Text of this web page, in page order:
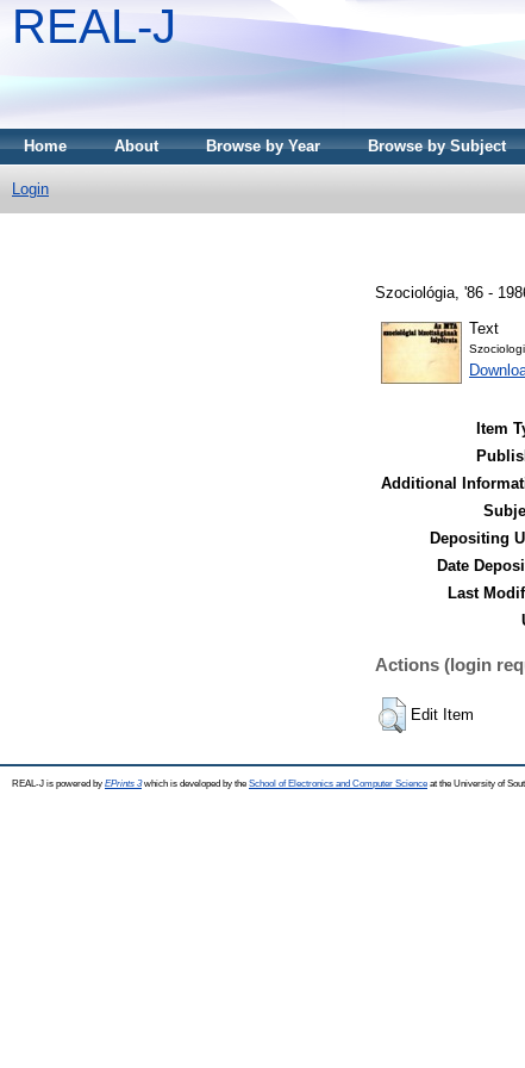
REAL-J
Home About Browse by Year Browse by Subject
Login
Szociológia, '86 -
Text
Item
Additional
Depositing
Date
Last
Actions (login
Edit Item
REAL-J is powered by EPrints 3which is developed by the School of Electronics and Computer Science at the University of